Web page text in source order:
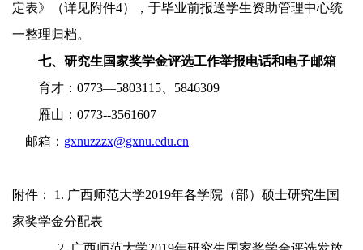
定表》
（详见附件4） ，于毕业前报送学生资助管理中心统
一整理归档。
七、研究生国家奖学金评选工作举报电话和电子邮箱
育才： 0773—5803115、 5846309
雁山： 0773--3561607
邮箱： gxnuzzzx@gxnu.edu.cn
附件： 1. 广西师范大学2019年各学院（部）硕士研究生国
家奖学金分配表